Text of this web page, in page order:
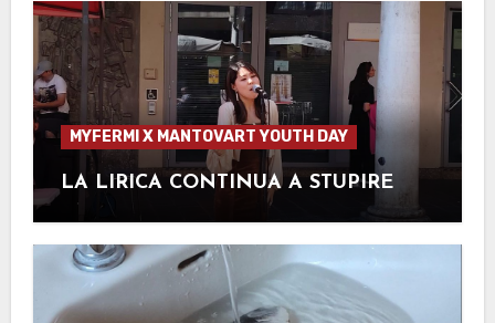
MYFERMI X MANTOVART YOUTH DAY
LA LIRICA CONTINUA A STUPIRE